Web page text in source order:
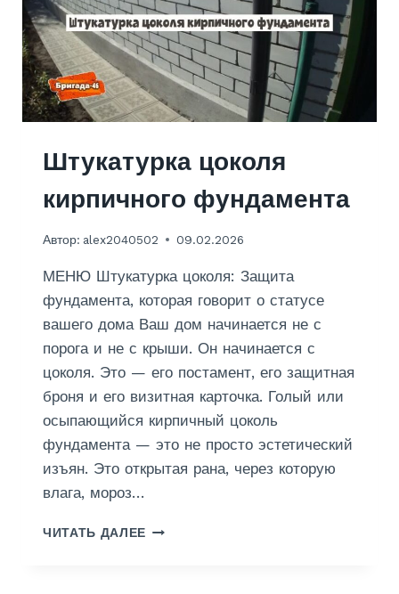
Е
Н
П
О
Д
О
И
К
Р
Д
О
Р
Штукатурка цоколя
кирпичного фундамента
Автор: alex2040502 09.02.2026
МЕНЮ Штукатурка цоколя: Защита
фундамента, которая говорит о статусе
вашего дома Ваш дом начинается не с
порога и не с крыши. Он начинается с
цоколя. Это — его постамент, его защитная
броня и его визитная карточка. Голый или
осыпающийся кирпичный цоколь
фундамента — это не просто эстетический
изъян. Это открытая рана, через которую
влага, мороз…
ЧИТАТЬ ДАЛЕЕ